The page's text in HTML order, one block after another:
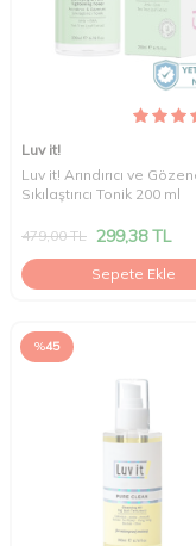
Luv it!
Luv it! Arındırıcı ve
Sıkılaştırıcı Tonik 200 ml
479,00TL 299,38TL
Sepete Ekle
%45